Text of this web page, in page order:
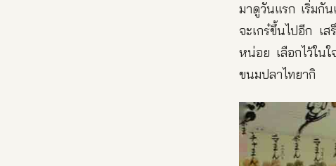
มาดูวันแรก เริ่มกั
จะเกร๋ขึ้นไปอีก เ
หน่อย เลือกไว้ใน
ขนมปลาไทยากิ